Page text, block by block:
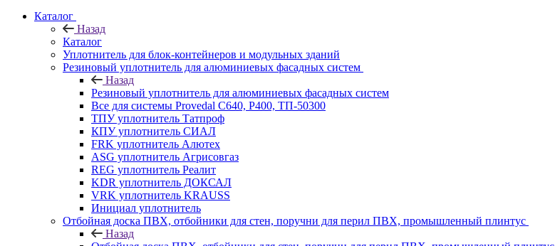
Каталог
Назад
Каталог
Уплотнитель для блок-контейнеров и модульных зданий
Резиновый уплотнитель для алюминиевых фасадных систем
Назад
Резиновый уплотнитель для алюминиевых фасадных систем
Все для системы Provedal С640, Р400, ТП-50300
ТПУ уплотнитель Татпроф
КПУ уплотнитель СИАЛ
FRK уплотнитель Алютех
ASG уплотнитель Агрисовгаз
REG уплотнитель Реалит
KDR уплотнитель ДОКСАЛ
VRK уплотнитель KRAUSS
Инициал уплотнитель
Отбойная доска ПВХ, отбойники для стен, поручни для перил ПВХ, промышленный плинтус
Назад